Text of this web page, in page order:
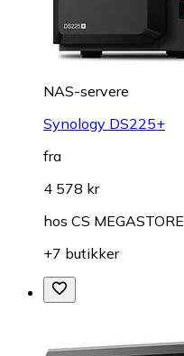
NAS-servere
Synology DS225+
fra
4 578 kr
hos CS MEGASTORE
+7 butikker